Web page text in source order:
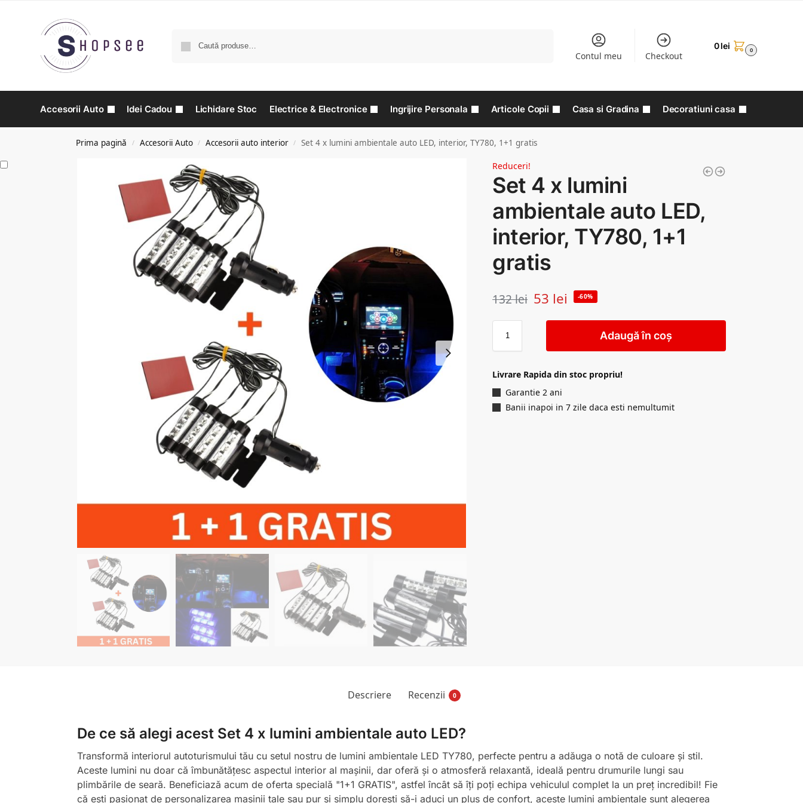
Contul meu Checkout
0lei 0
Accesorii Auto Idei Cadou Lichidare Stoc Electrice & Electronice Ingrijire Personala Articole Copii Casa si Gradina Decoratiuni casa
Prima pagină / Accesorii Auto / Accesorii auto interior / Set 4 x lumini ambientale auto LED, interior, TY780, 1+1 gratis
Reduceri!
Set 4 x lumini
ambientale auto LED,
interior, TY780, 1+1
gratis
132lei 53 lei -60%
Adaugă în coș
Livrare Rapida din stoc propriu!
Garantie 2 ani
Banii inapoi in 7 zile daca esti nemultumit
Descriere Recenzii 0
De ce să alegi acest Set 4 x lumini ambientale auto LED?
Transformă interiorul autoturismului tău cu setul nostru de lumini ambientale LED TY780, perfecte pentru a adăuga o notă de culoare și stil.
Aceste lumini nu doar că îmbunătățesc aspectul interior al mașinii, dar oferă și o atmosferă relaxantă, ideală pentru drumurile lungi sau
plimbările de seară. Beneficiază acum de oferta specială "1+1 GRATIS", astfel încât să îți poți echipa vehiculul complet la un preț incredibil! Fie
că ești pasionat de personalizarea mașinii tale sau pur și simplu dorești să-i aduci un plus de confort, aceste lumini ambientale sunt alegerea